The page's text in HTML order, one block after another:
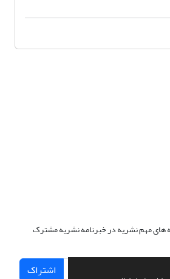
های مهم نشریه در خبرنامه نشریه مشترک
اشتراک